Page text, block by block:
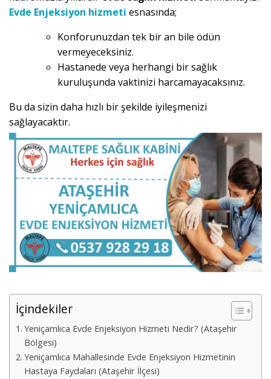
Evde Enjeksiyon hizmeti esnasında;
Konforunuzdan tek bir an bile ödün
vermeyeceksiniz.
Hastanede veya herhangi bir sağlık
kuruluşunda vaktinizi harcamayacaksınız.
Bu da sizin daha hızlı bir şekilde iyileşmenizi
sağlayacaktır.
İçindekiler
Yeniçamlıca Evde Enjeksiyon Hizmeti Nedir? (Ataşehir
Bölgesi)
Yeniçamlıca Mahallesinde Evde Enjeksiyon Hizmetinin
Hastaya Faydaları (Ataşehir İlçesi)